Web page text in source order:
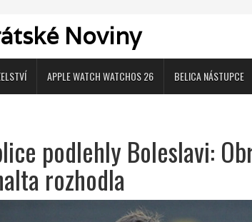
Noviny
APPLE WATCH WATCHOS 26 BELICA NÁSTUPCE
podlehly Boleslavi:
rozhodla